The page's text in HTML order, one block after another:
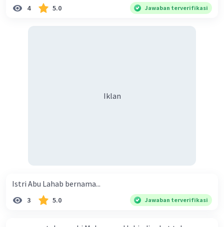
4 5.0 Jawaban terverifikasi
Iklan
Istri Abu Lahab bernama...
3 5.0 Jawaban terverifikasi